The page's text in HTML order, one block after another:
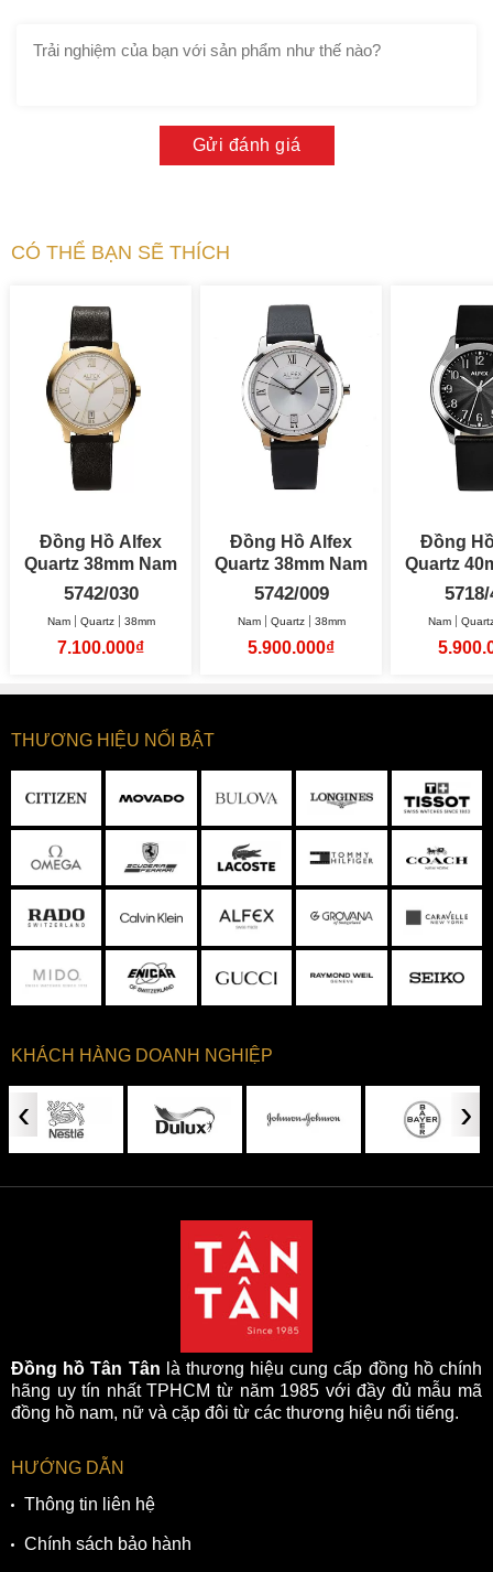
Gửi đánh giá
CÓ THỂ BẠN SẼ THÍCH
Đồng Hồ Alfex
Quartz 38mm Nam
5742/030
Nam Quartz 38mm
7.100.000₫
Đồng Hồ Alfex
Quartz 38mm Nam
5742/009
Nam Quartz 38mm
5.900.000₫
Đồng
5718/
Nam
THƯƠNG HIỆU NỔI BẬT
KHÁCH HÀNG DOANH NGHIỆP
‹ ›
Đồng hồ Tân Tân là thương hiệu cung cấp đồng hồ chính
hãng uy tín nhất TPHCM từ năm 1985 với đầy đủ mẫu mã
đồng hồ nam, nữ và cặp đôi từ các thương hiệu nổi tiếng.
HƯỚNG DẪN
Thông tin liên hệ
Chính sách bảo hành